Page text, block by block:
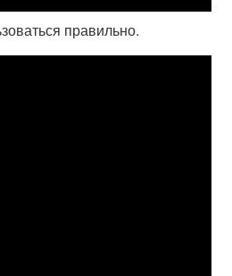
правильно.